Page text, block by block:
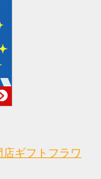
ギフトフラワ